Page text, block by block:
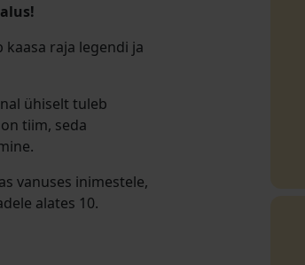
raja legendi ja
ühiselt tuleb
tiim, seda
vanuses inimestele,
alates 10.